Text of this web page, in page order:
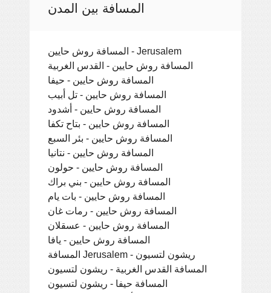
المسافة بين المدن
المسافة روش حايين - Jerusalem
المسافة روش حايين - القدس الغربية
المسافة روش حايين - حيفا
المسافة روش حايين - تل أبيب
المسافة روش حايين - أشدود
المسافة روش حايين - بتاح تكفا
المسافة روش حايين - بئر السبع
المسافة روش حايين - نتانيا
المسافة روش حايين - حولون
المسافة روش حايين - بني براك
المسافة روش حايين - بات يام
المسافة روش حايين - رمات غان
المسافة روش حايين - عسقلان
المسافة روش حايين - يافا
المسافة Jerusalem - ريشون لتسيون
المسافة القدس الغربية - ريشون لتسيون
المسافة حيفا - ريشون لتسيون